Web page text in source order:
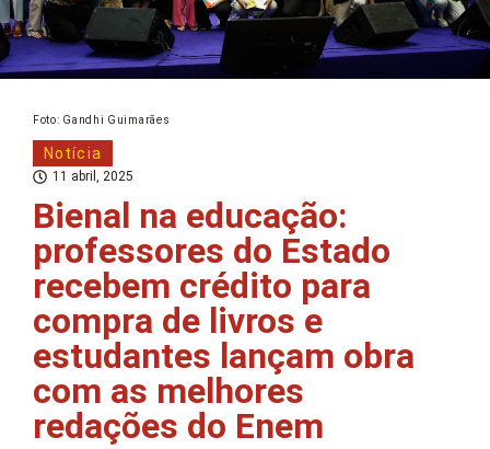
Foto: Gandhi Guimarães
Notícia
11 abril, 2025
Bienal na educação:
professores do Estado
recebem crédito para
compra de livros e
estudantes lançam obra
com as melhores
redações do Enem